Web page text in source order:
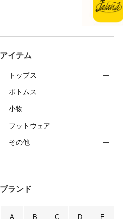
アイテム
トップス
ボトムス
小物
フットウェア
その他
ブランド
A B C D E